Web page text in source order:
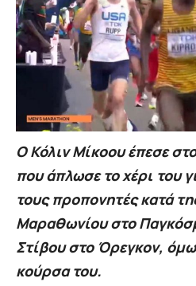
Ο Κόλιν Μίκοου έπεσε
που άπλωσε το χέρι του
τους προπονητές κατά
Μαραθωνίου στο
Στίβου στο Όρεγκον,
κούρσα του.